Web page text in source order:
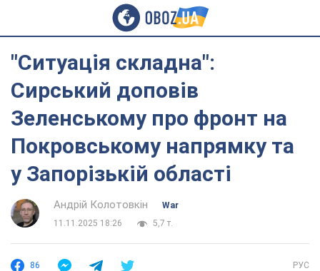
"Ситуація складна":
Сирський доповів
Зеленському про фронт на
Покровському напрямку та
у Запорізькій області
Андрій Колотовкін
War
11.11.2025 18:26
5,7 т.
86 РУС